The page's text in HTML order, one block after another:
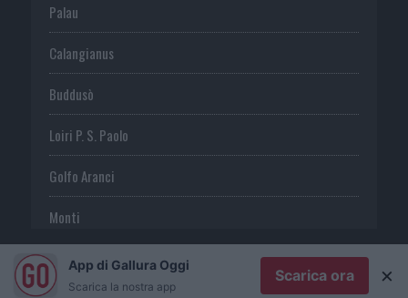
Palau
Calangianus
Buddusò
Loiri P. S. Paolo
Golfo Aranci
Monti
TeltiApp di Gallura Oggi
Scarica la nostra app
Scarica ora ×